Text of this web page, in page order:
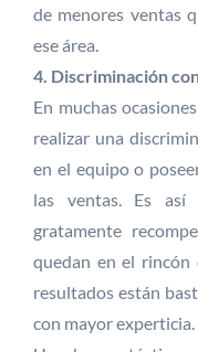
de menores ventas
ese área.
4. Discriminación
En muchas
realizar una
en el equipo o
las ventas. Es así
gratamente
quedan en el rincón
resultados están
con mayor experticia.